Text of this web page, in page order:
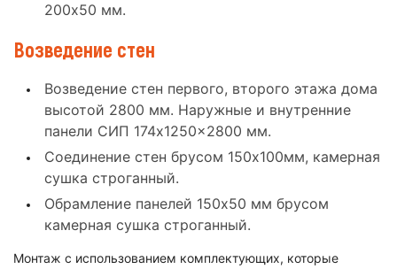
200x50 мм.
Возведение стен
Возведение стен первого, второго этажа дома
высотой 2800 мм. Наружные и внутренние
панели СИП 174x1250x2800 мм.
Соединение стен брусом 150x100мм, камерная
сушка строганный.
Обрамление панелей 150x50 мм брусом
камерная сушка строганный.
Монтаж с использованием комплектующих, которые